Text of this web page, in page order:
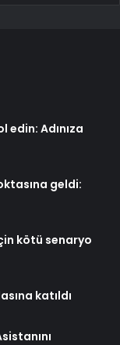
Adınıza
geldi:
kötü senaryo
katıldı